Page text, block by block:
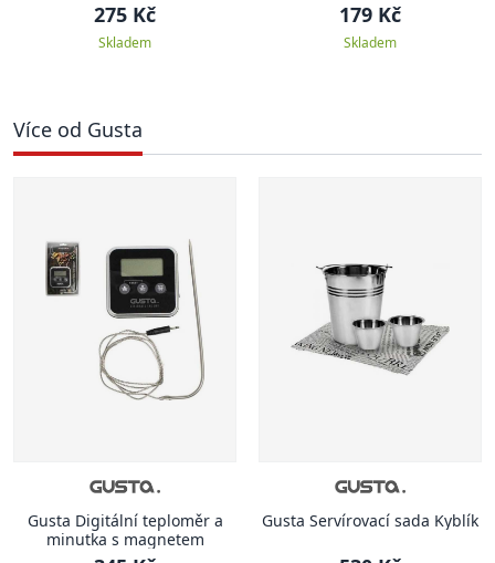
275 Kč
Skladem
179 Kč
Skladem
Více od Gusta
Gusta Digitální teploměr a
minutka s magnetem
Gusta Servírovací sada Kyblík